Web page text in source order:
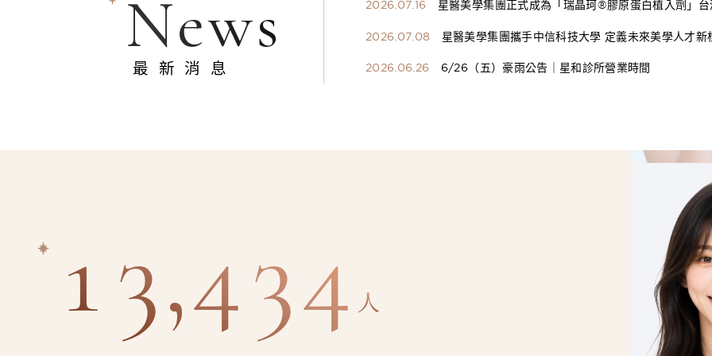
News
最新消息
2026.07.16
星醫美學集團正式成為「瑞晶珂®膠原蛋白植入劑」
2026.07.08
星醫美學集團攜手中信科技大學 定義未來美學人才新
2026.06.26
6/26（五）豪雨公告｜星和診所營業時間
13,434 人